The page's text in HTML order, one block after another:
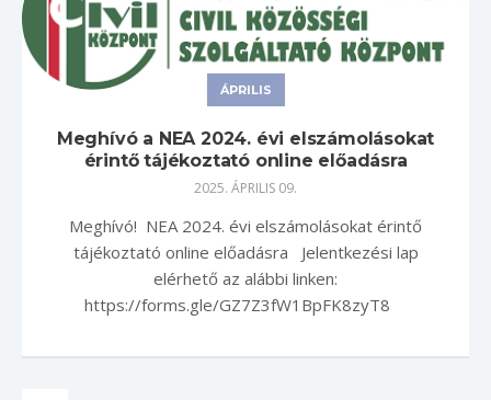
ÁPRILIS
Meghívó a NEA 2024. évi elszámolásokat
érintő tájékoztató online előadásra
2025. ÁPRILIS 09.
Meghívó! NEA 2024. évi elszámolásokat érintő
tájékoztató online előadásra Jelentkezési lap
elérhető az alábbi linken:
https://forms.gle/GZ7Z3fW1BpFK8zyT8